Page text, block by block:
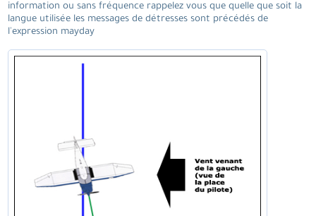
information ou sans fréquence rappelez vous que quelle que soit la
langue utilisée les messages de détresses sont précédés de
l'expression mayday